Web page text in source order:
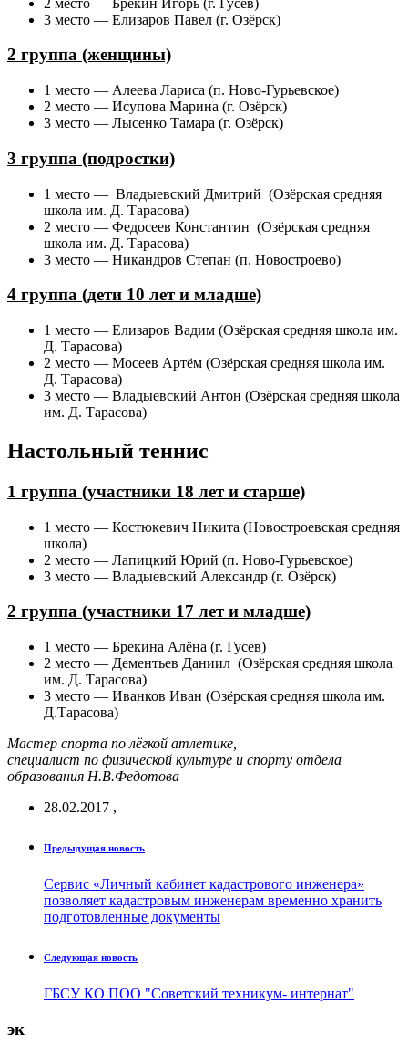
3 место — Елизаров Павел (г. Озёрск)
2 группа (женщины)
1 место — Алеева Лариса (п. Ново-Гурьевское)
2 место — Исупова Марина (г. Озёрск)
3 место — Лысенко Тамара (г. Озёрск)
3 группа (подростки)
1 место — Владыевский Дмитрий (Озёрская средняя
школа им. Д. Тарасова)
2 место — Федосеев Константин (Озёрская средняя
школа им. Д. Тарасова)
3 место — Никандров Степан (п. Новостроево)
4 группа (дети 10 лет и младше)
1 место — Елизаров Вадим (Озёрская средняя школа им.
Д. Тарасова)
2 место — Мосеев Артём (Озёрская средняя школа им.
Д. Тарасова)
3 место — Владыевский Антон (Озёрская средняя школа
им. Д. Тарасова)
Настольный теннис
1 группа (участники 18 лет и старше)
1 место — Костюкевич Никита (Новостроевская средняя
школа)
2 место — Лапицкий Юрий (п. Ново-Гурьевское)
3 место — Владыевский Александр (г. Озёрск)
2 группа (участники 17 лет и младше)
1 место — Брекина Алёна (г. Гусев)
2 место — Дементьев Даниил (Озёрская средняя школа
им. Д. Тарасова)
3 место — Иванков Иван (Озёрская средняя школа им.
Д.Тарасова)
Мастер спорта по лёгкой атлетике,
специалист по физической культуре и спорту отдела
образования Н.В.Федотова
28.02.2017 ,
Предыдущая новость
Сервис «Личный кабинет кадастрового инженера»
позволяет кадастровым инженерам временно хранить
подготовленные документы
Следующая новость
ГБСУ КО ПОО "Советский техникум- интернат"
эк